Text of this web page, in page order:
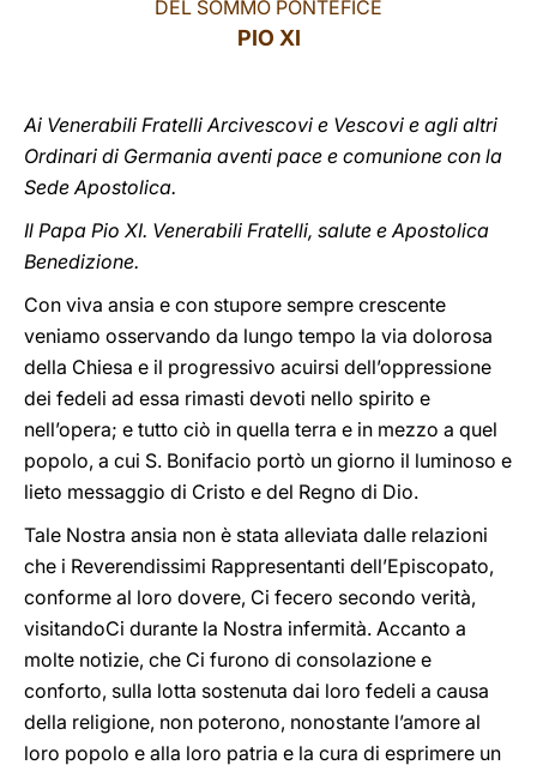
DEL SOMMO PONTEFICE
PIO XI
Ai Venerabili Fratelli Arcivescovi e Vescovi e agli altri
Ordinari di Germania aventi pace e comunione con la
Sede Apostolica.
Il Papa Pio XI. Venerabili Fratelli, salute e Apostolica
Benedizione.
Con viva ansia e con stupore sempre crescente
veniamo osservando da lungo tempo la via dolorosa
della Chiesa e il progressivo acuirsi dell’oppressione
dei fedeli ad essa rimasti devoti nello spirito e
nell’opera; e tutto ciò in quella terra e in mezzo a quel
popolo, a cui S. Bonifacio portò un giorno il luminoso e
lieto messaggio di Cristo e del Regno di Dio.
Tale Nostra ansia non è stata alleviata dalle relazioni
che i Reverendissimi Rappresentanti dell’Episcopato,
conforme al loro dovere, Ci fecero secondo verità,
visitandoCi durante la Nostra infermità. Accanto a
molte notizie, che Ci furono di consolazione e
conforto, sulla lotta sostenuta dai loro fedeli a causa
della religione, non poterono, nonostante l’amore al
loro popolo e alla loro patria e la cura di esprimere un